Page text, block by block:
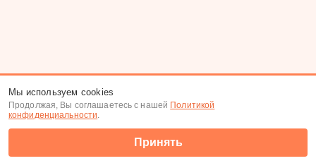
Мы используем cookies
Продолжая, Вы соглашаетесь с нашей Политикой
конфиденциальности.
Принять